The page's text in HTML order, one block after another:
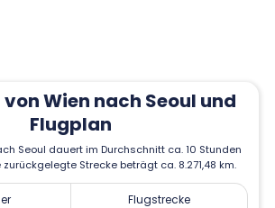
Wien nach Seoul und
Flugplan
Seoul dauert im Durchschnitt ca. 10 Stunden
Strecke beträgt ca. 8.271,48 km.
Flugstrecke